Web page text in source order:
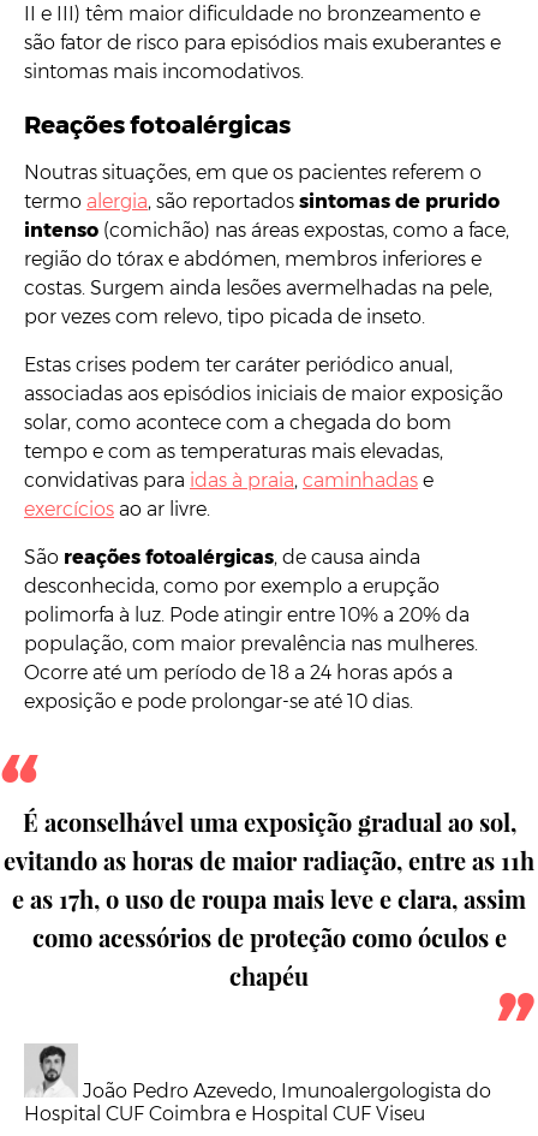
II e III) têm maior dificuldade no bronzeamento e
são fator de risco para episódios mais exuberantes e
sintomas mais incomodativos.
Reações fotoalérgicas
Noutras situações, em que os pacientes referem o
termo alergia, são reportados sintomas de prurido
intenso (comichão) nas áreas expostas, como a face,
região do tórax e abdómen, membros inferiores e
costas. Surgem ainda lesões avermelhadas na pele,
por vezes com relevo, tipo picada de inseto.
Estas crises podem ter caráter periódico anual,
associadas aos episódios iniciais de maior exposição
solar, como acontece com a chegada do bom
tempo e com as temperaturas mais elevadas,
convidativas para idas à praia, caminhadas e
exercícios ao ar livre.
São reações fotoalérgicas, de causa ainda
desconhecida, como por exemplo a erupção
polimorfa à luz. Pode atingir entre 10% a 20% da
população, com maior prevalência nas mulheres.
Ocorre até um período de 18 a 24 horas após a
exposição e pode prolongar-se até 10 dias.
É aconselhável uma exposição gradual ao sol,
evitando as horas de maior radiação, entre as 11h
e as 17h, o uso de roupa mais leve e clara, assim
como acessórios de proteção como óculos e
chapéu
João Pedro Azevedo, Imunoalergologista do
Hospital CUF Coimbra e Hospital CUF Viseu